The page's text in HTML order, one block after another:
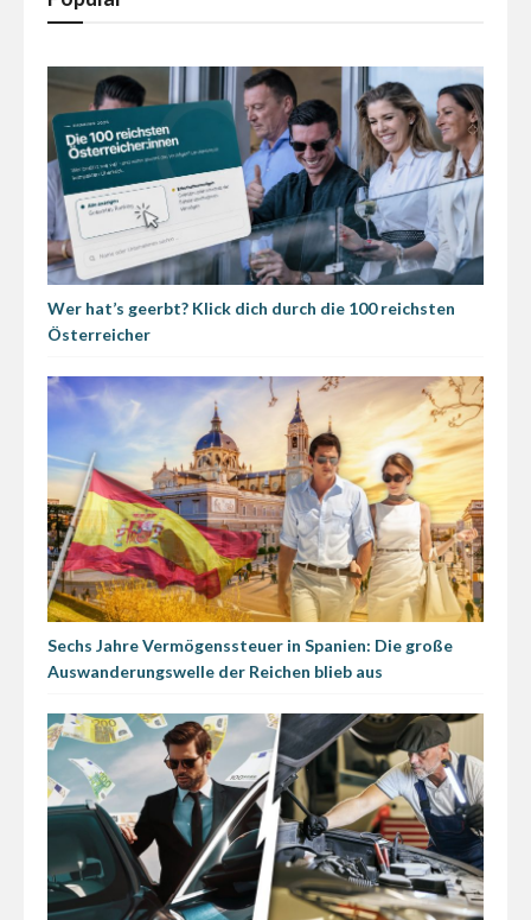
Wer hat’s geerbt? Klick dich durch die 100 reichsten
Österreicher
Sechs Jahre Vermögenssteuer in Spanien: Die große
Auswanderungswelle der Reichen blieb aus